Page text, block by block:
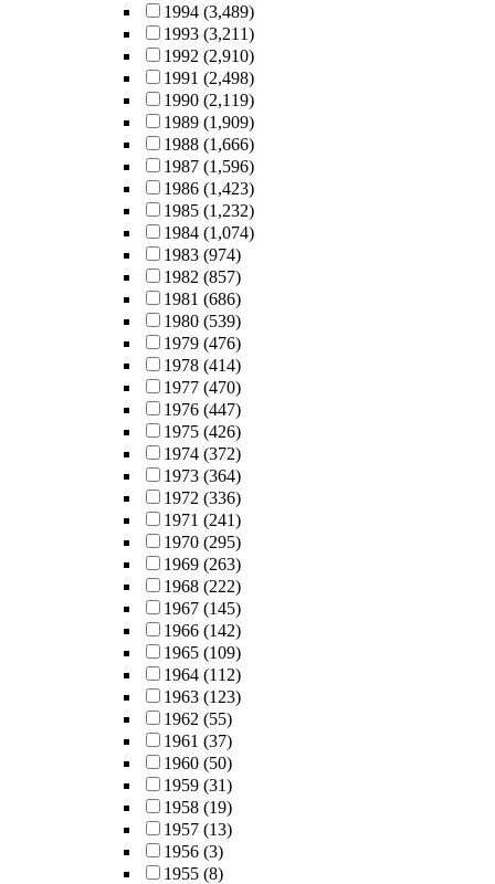
1994 (3,489)
1993 (3,211)
1992 (2,910)
1991 (2,498)
1990 (2,119)
1989 (1,909)
1988 (1,666)
1987 (1,596)
1986 (1,423)
1985 (1,232)
1984 (1,074)
1983 (974)
1982 (857)
1981 (686)
1980 (539)
1979 (476)
1978 (414)
1977 (470)
1976 (447)
1975 (426)
1974 (372)
1973 (364)
1972 (336)
1971 (241)
1970 (295)
1969 (263)
1968 (222)
1967 (145)
1966 (142)
1965 (109)
1964 (112)
1963 (123)
1962 (55)
1961 (37)
1960 (50)
1959 (31)
1958 (19)
1957 (13)
1956 (3)
1955 (8)